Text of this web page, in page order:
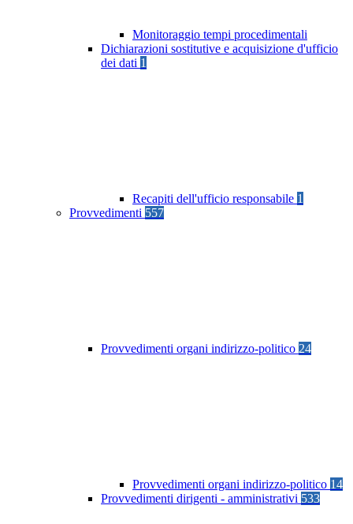
Monitoraggio tempi procedimentali
Dichiarazioni sostitutive e acquisizione d'ufficio
dei dati 1
Recapiti dell'ufficio responsabile 1
Provvedimenti 557
Provvedimenti organi indirizzo-politico 24
Provvedimenti organi indirizzo-politico 14
Provvedimenti dirigenti - amministrativi 533